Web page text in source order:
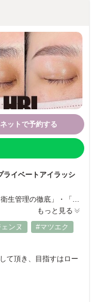
ネットで予約する
イベートアイラッシ
もっと見る
ンヌ
#マツエク
て頂き、目指すはロー